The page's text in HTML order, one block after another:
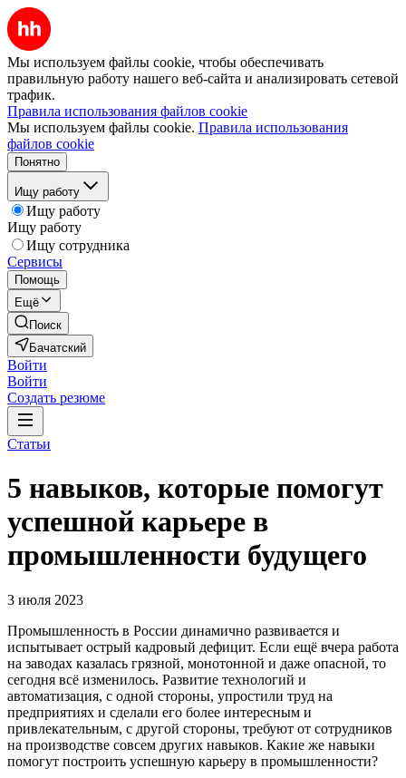
Мы используем файлы cookie, чтобы обеспечивать
правильную работу нашего веб-сайта и анализировать сетевой
трафик.
Правила использования файлов cookie
Мы используем файлы cookie. Правила использования
файлов cookie
Понятно
Ищу работу
Ищу работу
Ищу работу
Ищу сотрудника
Сервисы
Помощь
Ещё
Поиск
Бачатский
Войти
Войти
Создать резюме
Статьи
5 навыков, которые помогут
успешной карьере в
промышленности будущего
3 июля 2023
Промышленность в России динамично развивается и
испытывает острый кадровый дефицит. Если ещё вчера работа
на заводах казалась грязной, монотонной и даже опасной, то
сегодня всё изменилось. Развитие технологий и
автоматизация, с одной стороны, упростили труд на
предприятиях и сделали его более интересным и
привлекательным, с другой стороны, требуют от сотрудников
на производстве совсем других навыков. Какие же навыки
помогут построить успешную карьеру в промышленности?